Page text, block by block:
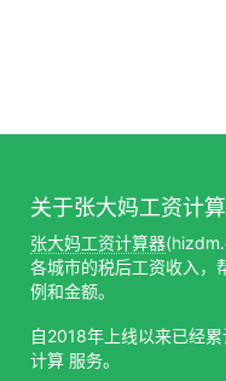
关于张大妈工资计
张大妈工资计算器
各城市的税后工资收入，
例和金额。
自2018年上线以来已经
计算 服务。